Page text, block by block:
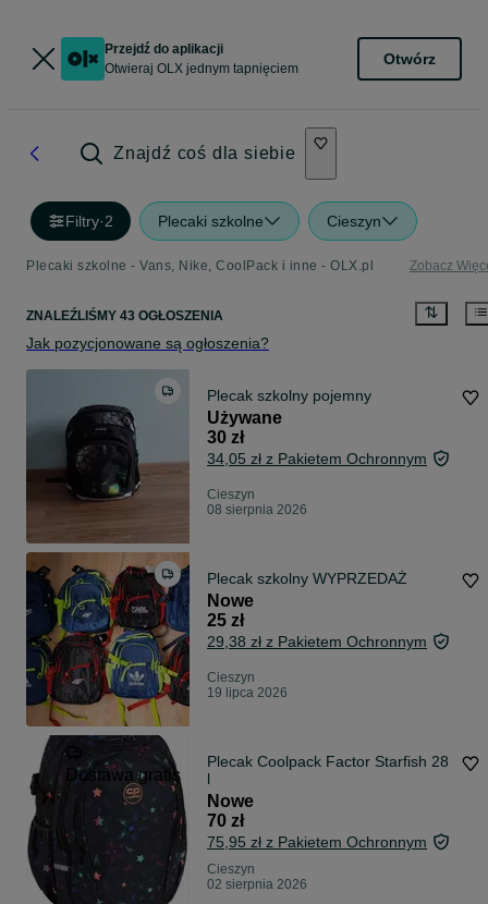
Przejdź do aplikacji
Otwieraj OLX jednym tapnięciem
Otwórz
Znajdź coś dla siebie
Filtry·2 Plecaki szkolne Cieszyn
Plecaki szkolne - Vans, Nike, CoolPack i inne - OLX.pl Zobacz
ZNALEŹLIŚMY 43 OGŁOSZENIA
Jak pozycjonowane są ogłoszenia?
Plecak szkolny pojemny
Używane
30 zł
34,05 zł z Pakietem Ochronnym
Cieszyn
08 sierpnia 2026
Plecak szkolny WYPRZEDAŻ
Nowe
25 zł
29,38 zł z Pakietem Ochronnym
Cieszyn
19 lipca 2026
Dostawa gratis
Plecak Coolpack Factor Starfish 28
l
Nowe
70 zł
75,95 zł z Pakietem Ochronnym
Cieszyn
02 sierpnia 2026